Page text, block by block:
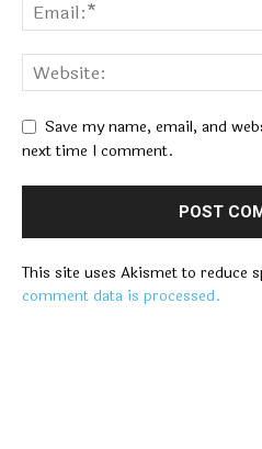
Save my name, email, and
next time I comment.
This site uses Akismet to reduce
comment data is processed.